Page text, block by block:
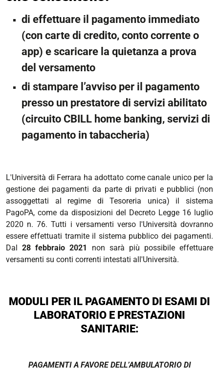
di effettuare il pagamento immediato
(con carte di credito, conto corrente o
app) e scaricare la quietanza a prova
del versamento
di stampare l’avviso per il pagamento
presso un prestatore di servizi abilitato
(circuito CBILL home banking, servizi di
pagamento in tabaccheria)
L'Università di Ferrara ha adottato come canale unico per la
gestione dei pagamenti da parte di privati e pubblici (non
assoggettati al regime di Tesoreria unica) il sistema
PagoPA, come da disposizioni del Decreto Legge 16 luglio
2020 n. 76. Tutti i versamenti verso l'Università dovranno
essere effettuati tramite il sistema pubblico dei pagamenti.
Dal28 febbraio 2021
non sarà più possibile effettuare
versamenti su conti correnti intestati all'Università.
MODULI PER IL PAGAMENTO DI ESAMI DI
LABORATORIO E PRESTAZIONI
SANITARIE:
PAGAMENTI A FAVORE DELL’AMBULATORIO DI